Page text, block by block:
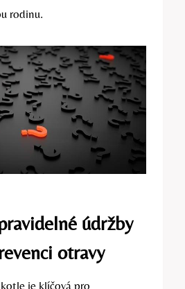
rodinu.
údržby
otravy
je klíčová pro